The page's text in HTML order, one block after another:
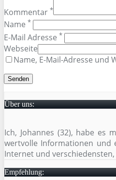
Kommentar *
Name *
E-Mail Adresse *
Webseite
Name, E-Mail-Adresse
Über uns:
Ich, Johannes (32), habe es
wertvolle Informationen und
Internet und
Empfehlung: